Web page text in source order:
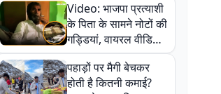
Video: भाजपा प्रत्याशी
के पिता के सामने नोटों की
गड्डियां, वायरल वीडियो
से राजनीति में उबाल,
अजित महतो बोले- TMC
की गंदी चाल
पहाड़ों पर मैगी बेचकर
होती है कितनी कमाई?